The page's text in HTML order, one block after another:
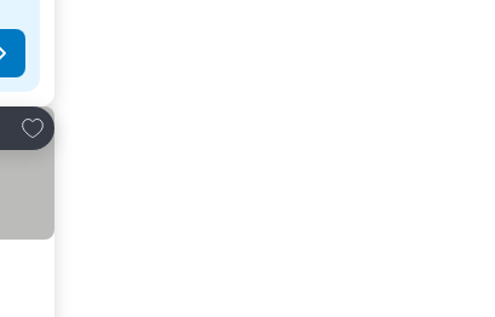
Lisää suosikkeihin